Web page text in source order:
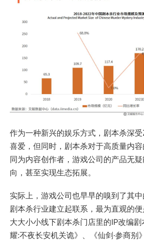
作为一种新兴的娱乐方式，剧本杀深
喜爱，但同时，剧本杀对于高质量内容
同为内容创作者，游戏公司的产品无
向，甚至实现生态拓展。
实际上，游戏公司也早早的嗅到了其
剧本杀行业建立起联系，最为直观的
大大小小线下剧本杀门店里的IP改编
耀:不夜长安机关诡》、《仙剑·参商别